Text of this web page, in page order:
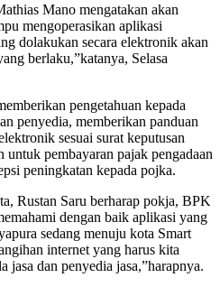
Mano mengatakan akan
mengoperasikan aplikasi
dolakukan secara elektronik akan
berlaku,”katanya, Selasa
pengetahuan kepada
penyedia, memberikan panduan
sesuai surat keputusan
pembayaran pajak pengadaan
peningkatan kepada pojka.
Rustan Saru berharap pokja, BPK
dengan baik aplikasi yang
sedang menuju kota Smart
internet yang harus kita
jasa dan penyedia jasa,”harapnya.